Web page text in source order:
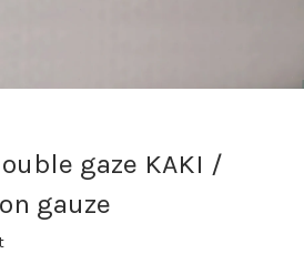
gaze KAKI /
gauze